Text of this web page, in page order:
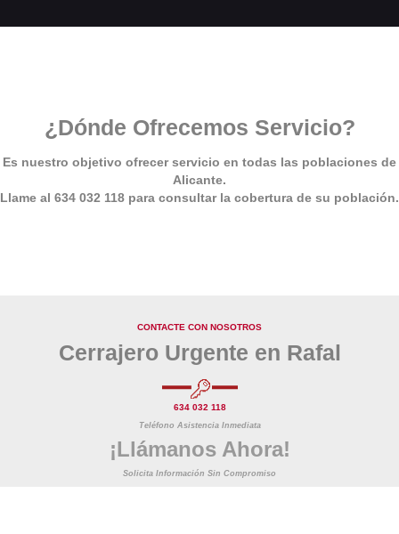
¿Dónde Ofrecemos Servicio?
Es nuestro objetivo ofrecer servicio en todas las poblaciones de
Alicante.
Llame al 634 032 118 para consultar la cobertura de su población.
CONTACTE CON NOSOTROS
Cerrajero Urgente en Rafal
634 032 118
Teléfono Asistencia Inmediata
¡Llámanos Ahora!
Solicita Información Sin Compromiso